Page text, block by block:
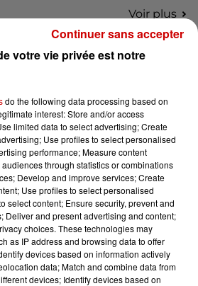
Voir plus
vos places pour le
Marché Gourmand 2026
- Gagnez vos entrées
l'un des zoos de nos
!
Vacances - Gagnez
séjour en famille au cœur
votre vie privée est notre
do the following data processing based on
interest: Store and/or access
limited data to select advertising; Create
Use profiles to select personalised
performance; Measure content
through statistics or combinations
Develop and improve services; Create
Use profiles to select personalised
select content; Ensure security, prevent and
Deliver and present advertising and content;
choices. These technologies may
as IP address and browsing data to offer
devices based on information actively
data; Match and combine data from
devices; Identify devices based on
Continuer sans accepter